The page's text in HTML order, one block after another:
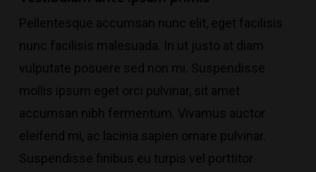
Pellentesque accumsan nunc elit, eget facilisis
nunc facilisis malesuada. In ut justo at diam
vulputate posuere sed non mi. Suspendisse
mollis ipsum eget orci pulvinar, sit amet
accumsan nibh fermentum. Vivamus auctor
eleifend mi, ac lacinia sapien ornare pulvinar.
Suspendisse finibus eu turpis vel porttitor.